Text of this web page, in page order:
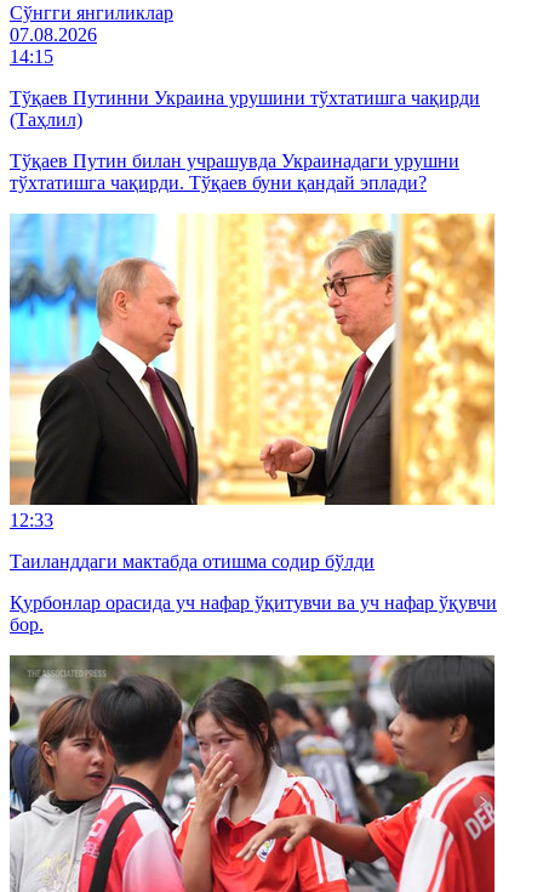
Cўнгги янгиликлар
07.08.2026
14:15
Тўқаев Путинни Украина урушини тўхтатишга чақирди
(Таҳлил)
Тўқаев Путин билан учрашувда Украинадаги урушни
тўхтатишга чақирди. Тўқаев буни қандай эплади?
12:33
Таиланддаги мактабда отишма содир бўлди
Қурбонлар орасида уч нафар ўқитувчи ва уч нафар ўқувчи
бор.